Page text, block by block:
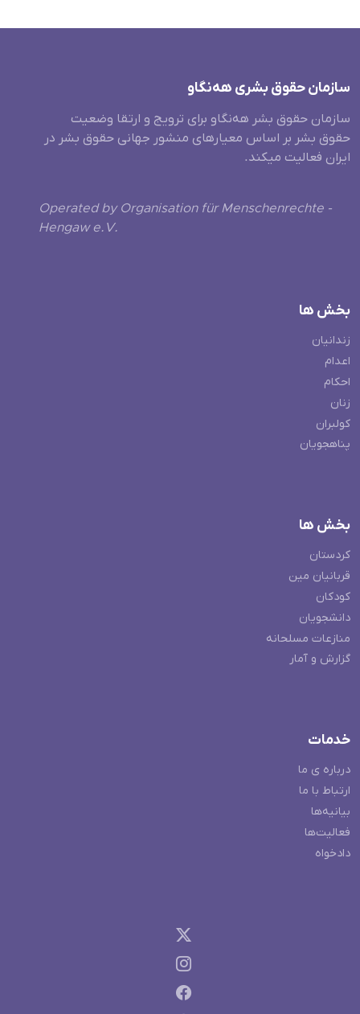
سازمان حقوق بشری هەنگاو
سازمان حقوق بشر هه‌نگاو برای ترویج و ارتقا وضعیت
حقوق بشر بر اساس معیارهای منشور جهانی حقوق بشر در
ایران فعالیت میکند.
Operated by Organisation für Menschenrechte -
Hengaw e.V.
بخش ها
زندانیان
اعدام
احکام
زنان
کولبران
پناهجویان
بخش ها
کردستان
قربانیان مین
کودکان
دانشجویان
منازعات مسلحانه
گزارش و آمار
خدمات
درباره ی ما
ارتباط با ما
بیانیه‌ها
فعالیت‌ها
دادخواه